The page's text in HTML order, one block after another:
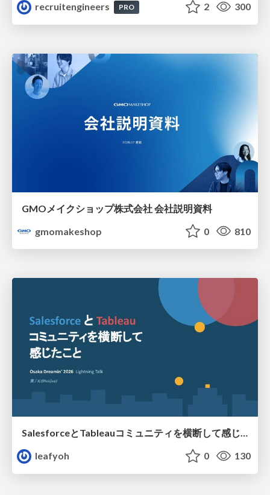
recruitengineers
PRO 2 300
GMOメイクショップ株式会社 会社説明資料
gmomakeshop
0 810
SalesforceとTableauコミュニティを横断して感じたこと（Osaka Dreamin）
leafyoh
0 130